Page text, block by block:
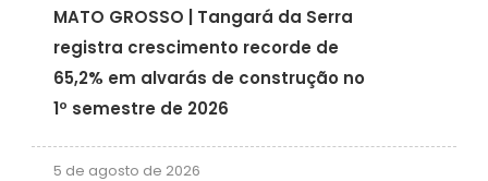
MATO GROSSO | Tangará da Serra
registra crescimento recorde de
65,2% em alvarás de construção no
1º semestre de 2026
5 de agosto de 2026